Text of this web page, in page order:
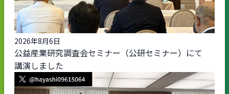
2026年8月6日
公益産業研究調査会セミナー（公研セミナー）にて
講演しました